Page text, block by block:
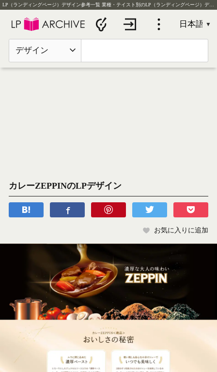
LP（ランディングページ）デザイン参考一覧 業種・テイスト別のLP（ランディングページ）デザイン実例を毎日更新
デザイン
カレーZEPPINのLPデザイン
お気に入りに追加